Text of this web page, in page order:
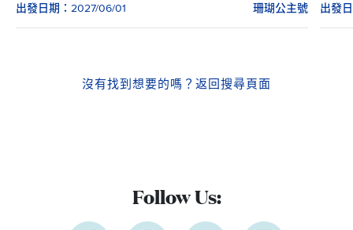
出發日期：2027/06/01 珊瑚公主號 出發
沒有找到想要的嗎？ 返回搜尋頁面
Follow Us: